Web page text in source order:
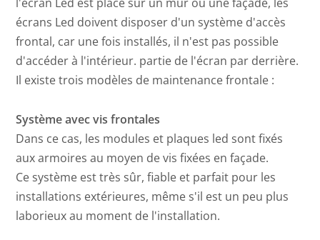
écrans Led doivent disposer d'un système d'accès
frontal, car une fois installés, il n'est pas possible
d'accéder à l'intérieur. partie de l'écran par derrière.
Il existe trois modèles de maintenance frontale :
Système avec vis frontales
Dans ce cas, les modules et plaques led sont fixés
aux armoires au moyen de vis fixées en façade.
Ce système est très sûr, fiable et parfait pour les
installations extérieures, même s'il est un peu plus
laborieux au moment de l'installation.